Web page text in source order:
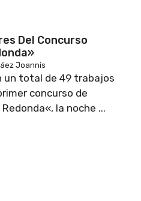
Del Concurso
Joannis
un total de 49 trabajos
concurso de
la noche ...